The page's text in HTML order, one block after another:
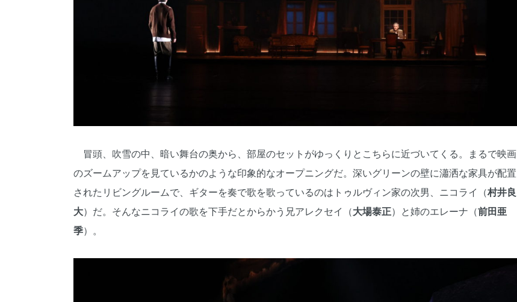
冒頭、吹雪の中、暗い舞台の奥から、部屋のセットがゆっくりとこちらに近づいてくる。まるで映画
のズームアップを見ているかのような印象的なオープニングだ。深いグリーンの壁に瀟洒な家具が配置
されたリビングルームで、ギターを奏で歌を歌っているのはトゥルヴィン家の次男、ニコライ（村井良
大）だ。そんなニコライの歌を下手だとからかう兄アレクセイ（大場泰正）と姉のエレーナ（前田亜
季）。